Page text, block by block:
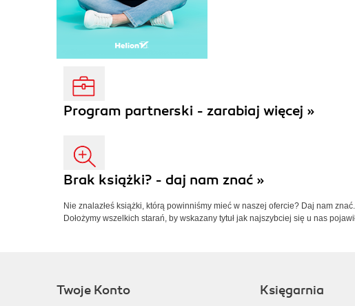
Program partnerski - zarabiaj więcej »
Brak książki? - daj nam znać »
Nie znalazłeś książki, którą powinniśmy mieć w naszej ofercie? Daj nam znać.
Dołożymy wszelkich starań, by wskazany tytuł jak najszybciej się u nas
Twoje Konto Księgarnia